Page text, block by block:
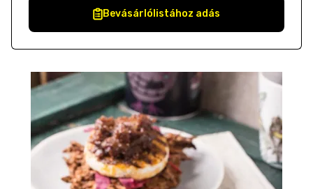
Bevásárlólistához adás